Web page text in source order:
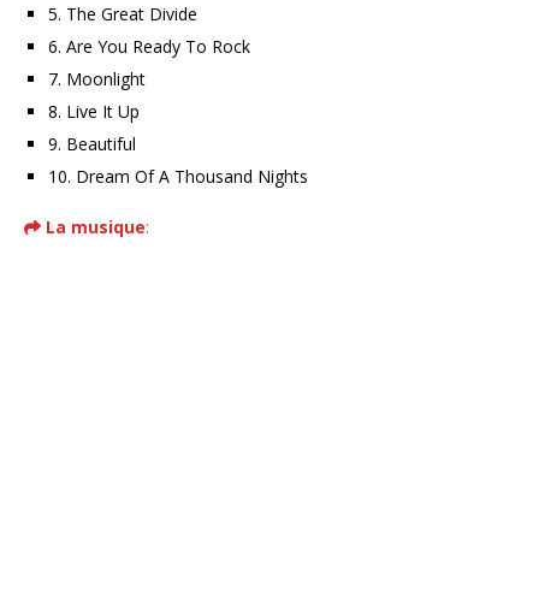
5. The Great Divide
6. Are You Ready To Rock
7. Moonlight
8. Live It Up
9. Beautiful
10. Dream Of A Thousand Nights
La musique: